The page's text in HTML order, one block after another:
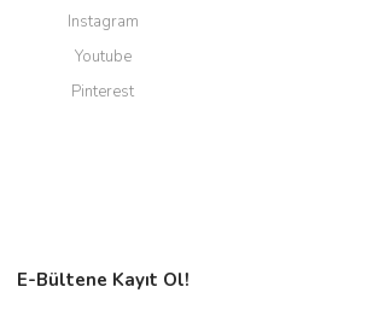
Instagram
Youtube
Pinterest
E-Bültene Kayıt Ol!